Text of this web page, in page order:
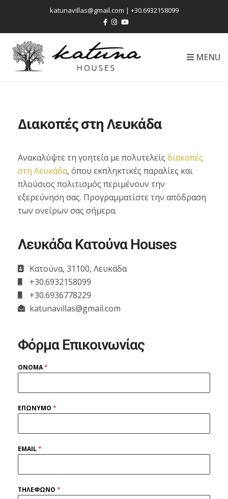
katunavillas@gmail.com | +30.6932158099
MENU
Διακοπές στη Λευκάδα
Ανακαλύψτε τη γοητεία με πολυτελείς διακοπές
στη Λευκάδα, όπου εκπληκτικές παραλίες και
πλούσιος πολιτισμός περιμένουν την
εξερεύνηση σας. Προγραμματίστε την απόδραση
των ονείρων σας σήμερα.
Λευκάδα Κατούνα Houses
Κατούνα, 31100, Λευκάδα
+30.6932158099
+30.6936778229
katunavillas@gmail.com
Φόρμα Επικοινωνίας
ΟΝΟΜΑ*
ΕΠΩΝΥΜΟ *
EMAIL*
ΤΗΛΕΦΩΝΟ *